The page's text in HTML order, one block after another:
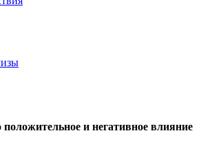
положительное и негативное влияние